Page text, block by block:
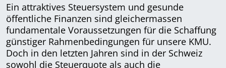
Ein attraktives Steuersystem und gesunde
öffentliche Finanzen sind gleichermassen
fundamentale Voraussetzungen für die Schaffung
günstiger Rahmenbedingungen für unsere KMU.
Doch in den letzten Jahren sind in der Schweiz
sowohl die Steuerquote als auch die